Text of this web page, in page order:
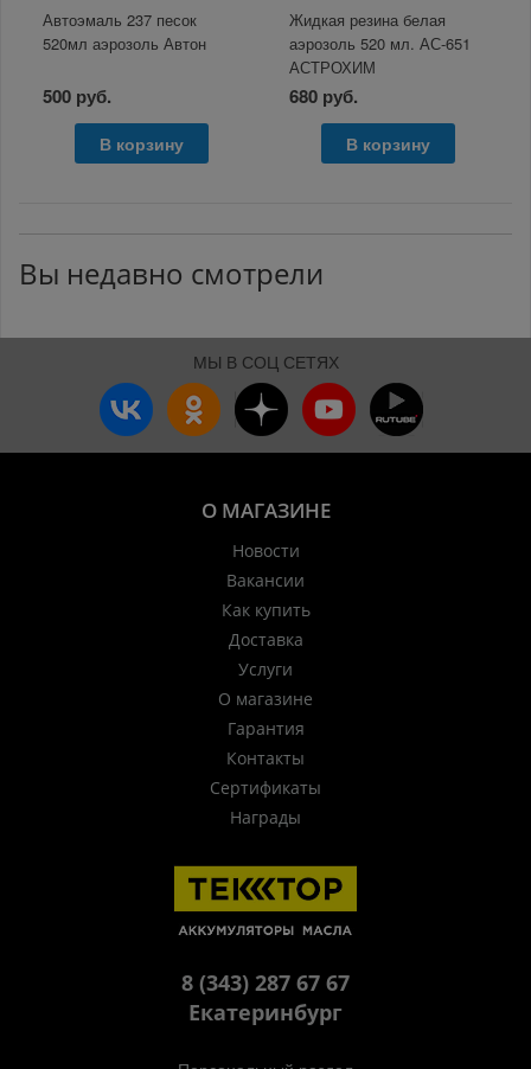
Автоэмаль 237 песок
520мл аэрозоль Автон
500 руб.
В корзину
Жидкая резина белая
аэрозоль 520 мл. АС-651
АСТРОХИМ
680 руб.
В корзину
Вы недавно смотрели
МЫ В СОЦ СЕТЯХ
О МАГАЗИНЕ
Новости
Вакансии
Как купить
Доставка
Услуги
О магазине
Гарантия
Контакты
Сертификаты
Награды
8 (343) 287 67 67
Екатеринбург